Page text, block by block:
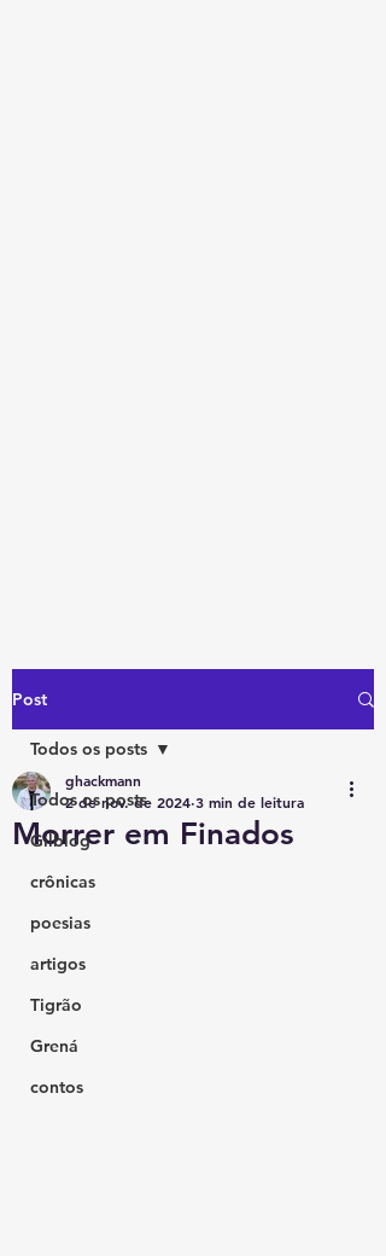
Post
Todos os posts
Gilblog
crônicas
poesias
artigos
Tigrão
Grená
contos
Todos os posts
Morrer em Finados
ghackmann
2 de nov. de 2024 3 min de leitura